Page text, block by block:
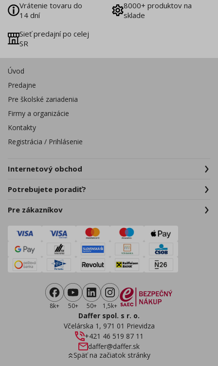
Vrátenie tovaru do
14 dní
8000+ produktov na
sklade
Sieť predajní po celej
SR
Úvod
Predajne
Pre školské zariadenia
Firmy a organizácie
Kontakty
Registrácia / Prihlásenie
Internetový obchod
Potrebujete poradiť?
Pre zákazníkov
Daffer spol. s r. o.
Včelárska 1, 971 01 Prievidza
+421 46 519 87 11
daffer@daffer.sk
Späť na začiatok stránky
8k+ 50+ 50+ 1,5k+